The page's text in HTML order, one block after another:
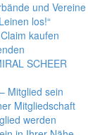
und Vereine
los!“
kaufen
SCHEER
Mitglied sein
Mitgliedschaft
werden